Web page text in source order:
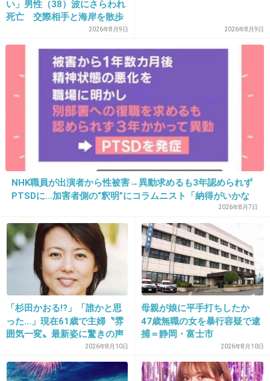
2013/06/13(木) 12:17:13
まだ５ヶ月なのか。もぅ一年も２年も前の話な
気がするのはナゼ？ 有名人の事故のわりに報道
+190
2013/06/13(木) 12:17:27
逮捕されないのがモヤモヤする
+163 -7
18. 匿名2013/06/13(木) 12:17:57
い」男性（38）波にさらわれ
死亡 交際相手と海岸を散歩
中 当時は波浪注意報 千葉・
いすみ市
2026年8月9日 2026年8月9日
NHK職員が出演者から性被害→異動求めるも3年認められず
PTSDに…加害者側の“釈明”にコラムニスト「納得がいかな
2026年8月7日
「杉田かおる!?」「誰かと思
った…」現在61歳で主婦〝雰
囲気一変〟最新姿に驚きの声
「久々に見たらビックリ」
「存在感すごい」「良い年の
取り方」
2026年8月10日
母親が娘に平手打ちしたか
47歳無職の女を暴行容疑で逮
捕＝静岡・富士市
2026年8月10日